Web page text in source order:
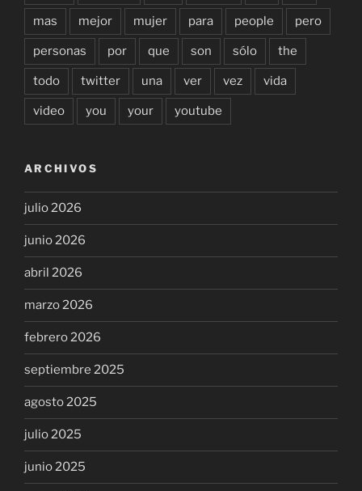
mas mejor mujer para people pero
personas por que son sólo the
todo twitter una ver vez vida
video you your youtube
ARCHIVOS
julio 2026
junio 2026
abril 2026
marzo 2026
febrero 2026
septiembre 2025
agosto 2025
julio 2025
junio 2025